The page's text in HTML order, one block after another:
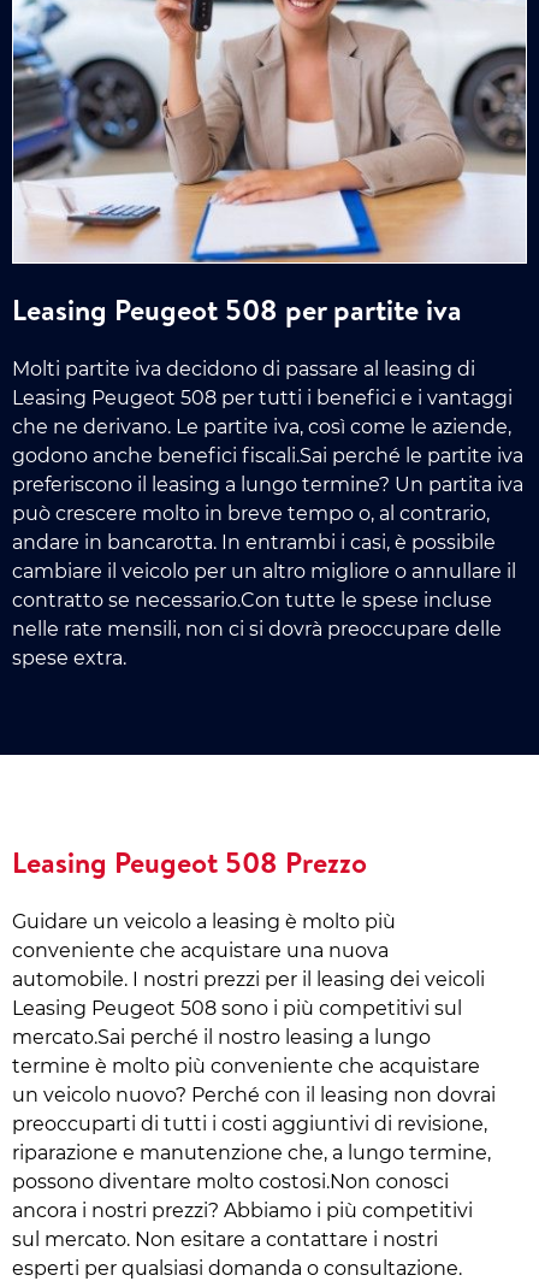
Leasing Peugeot 508 per partite iva
Molti partite iva decidono di passare al leasing di
Leasing Peugeot 508 per tutti i benefici e i vantaggi
che ne derivano. Le partite iva, così come le aziende,
godono anche benefici fiscali.Sai perché le partite iva
preferiscono il leasing a lungo termine? Un partita iva
può crescere molto in breve tempo o, al contrario,
andare in bancarotta. In entrambi i casi, è possibile
cambiare il veicolo per un altro migliore o annullare il
contratto se necessario.Con tutte le spese incluse
nelle rate mensili, non ci si dovrà preoccupare delle
spese extra.
Leasing Peugeot 508 Prezzo
Guidare un veicolo a leasing è molto più
conveniente che acquistare una nuova
automobile. I nostri prezzi per il leasing dei veicoli
Leasing Peugeot 508 sono i più competitivi sul
mercato.Sai perché il nostro leasing a lungo
termine è molto più conveniente che acquistare
un veicolo nuovo? Perché con il leasing non dovrai
preoccuparti di tutti i costi aggiuntivi di revisione,
riparazione e manutenzione che, a lungo termine,
possono diventare molto costosi.Non conosci
ancora i nostri prezzi? Abbiamo i più competitivi
sul mercato. Non esitare a contattare i nostri
esperti per qualsiasi domanda o consultazione.